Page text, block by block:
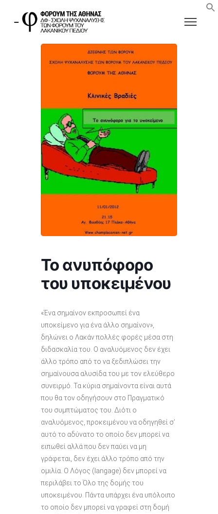
Το ανυπόφορο
του υποκειμένου
«Ένα σημαίνον εκπροσωπεί ένα
υποκείμενο για ένα άλλο σημαίνον»,
δηλώνει ο Λακάν πολλές φορές μέσα στη
διδασκαλία του. Ο αναλυόμενος δεν έχει
άλλο τρόπο από το να ξεδιπλώσει την
σημαίνουσα αλυσίδα του με τον ελεύθερο
συνειρμό. Τα κύρια σημαίνοντα είναι αυτά
που θα τον οδηγήσουν στο Πραγματικό
του συμπτώματος του. Διότι ο
αναλυόμενος, προκειμένου να οδηγηθεί σ’
αυτό το αδύνατο το οποίο δεν μπορεί να
ειπωθεί αλλά που δεν παύει να μη
γράφεται, δεν έχει άλλο τρόπο από την
ομιλία. Ο Λόγος (langage) δεν μπορεί να
περιλάβει το Όλο της δομής του
υποκειμένου. Πάντα υπάρχει ένα υπόλοιπο
το οποίο δεν μπορεί να γραφεί στη δομή